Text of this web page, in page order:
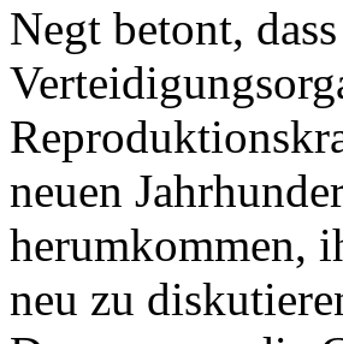
Negt betont,
neuen
herumkommen,
neu zu